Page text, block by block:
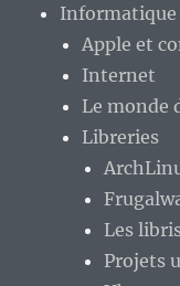
Informatique
Apple et
Internet
Le monde
Libreries
Les
Projets